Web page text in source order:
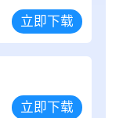
立即下载
立即下载